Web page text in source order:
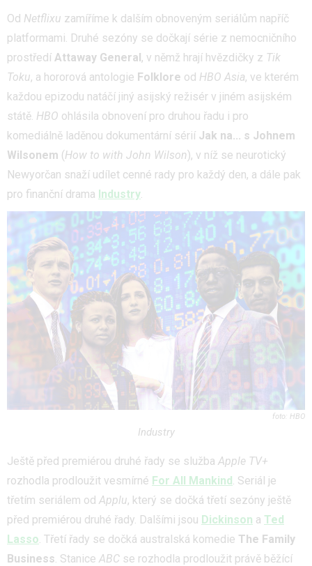
Od Netflixu zamíříme k dalším obnoveným seriálům napříč
platformami. Druhé sezóny se dočkají série z nemocničního
prostředí Attaway General, v němž hrají hvězdičky z Tik
Toku, a hororová antologie Folklore od HBO Asia, ve kterém
každou epizodu natáčí jiný asijský režisér v jiném asijském
státě. HBO ohlásila obnovení pro druhou řadu i pro
komediálně laděnou dokumentární sérií Jak na... s Johnem
Wilsonem (How to with John Wilson), v níž se neurotický
Newyorčan snaží udílet cenné rady pro každý den, a dále pak
pro finanční drama Industry
HBO
Industry
Ještě před premiérou druhé řady se služba Apple TV+
rozhodla prodloužit vesmírné For All Mankind. Seriál je
třetím seriálem od Applu, který se dočká třetí sezóny ještě
před premiérou druhé řady. Dalšími jsou Dickinson a Ted
Lasso. Třetí řady se dočká australská komedie The Family
Business. Stanice ABC se rozhodla prodloužit právě běžící